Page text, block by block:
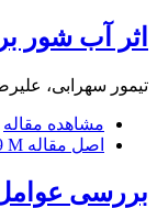
اثر آب شور
تیمور سهرابی،
مشاهده مقاله
اصل مقاله M
بررسی